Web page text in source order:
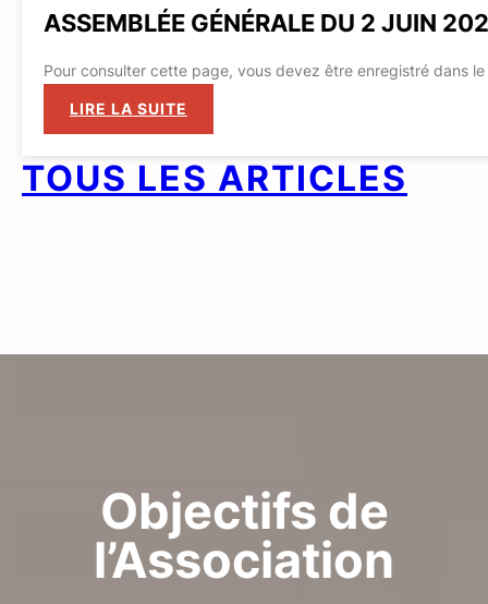
ASSEMBLÉE GÉNÉRALE DU 2 JUIN
Pour consulter cette page, vous devez être enregistré dans
LIRE LA SUITE
ASSEMBLÉE
DU
TOUS LES ARTICLES
Objectifs de
l’Association